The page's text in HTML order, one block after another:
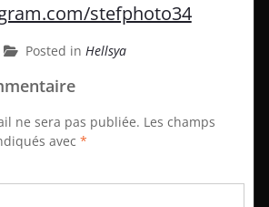
stefphoto34
Posted inHellsya
ne sera pas publiée. Les champs
avec *